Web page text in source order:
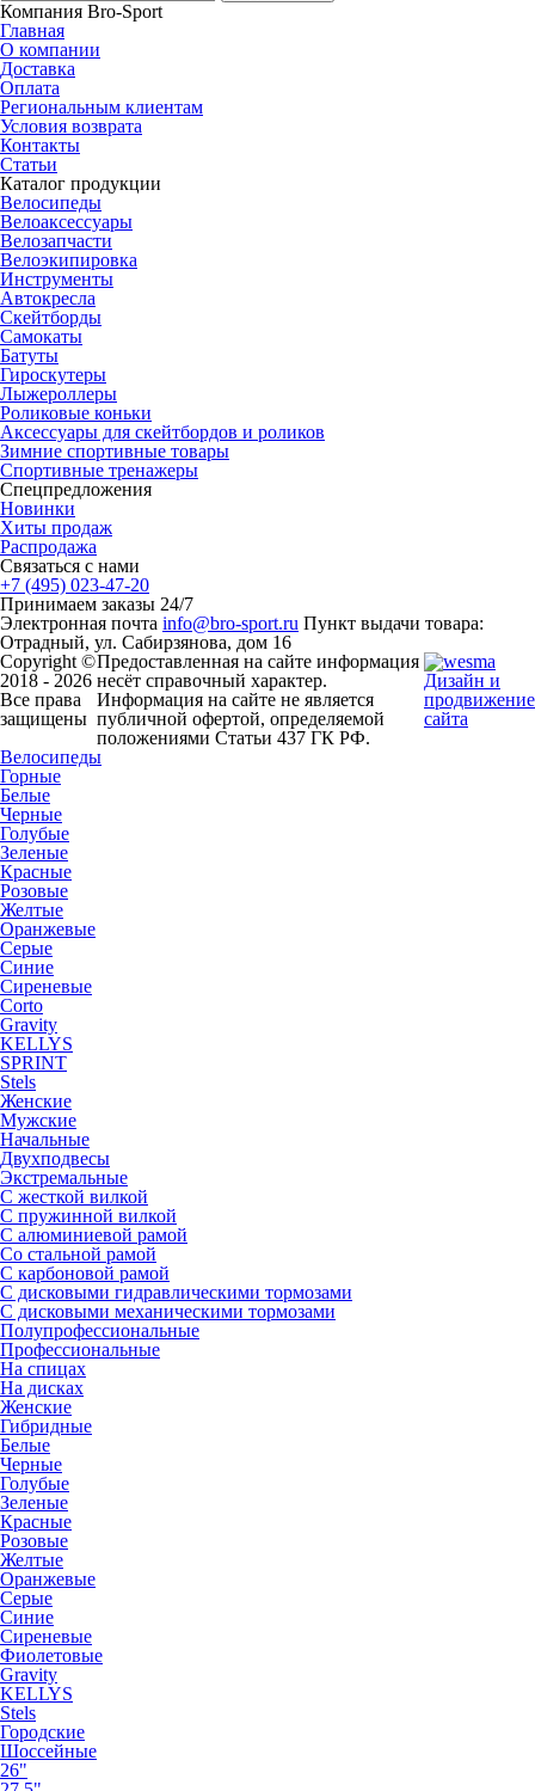
Компания Bro-Sport
Главная
О компании
Доставка
Оплата
Региональным клиентам
Условия возврата
Контакты
Статьи
Каталог продукции
Велосипеды
Велоаксессуары
Велозапчасти
Велоэкипировка
Инструменты
Автокресла
Скейтборды
Самокаты
Батуты
Гироскутеры
Лыжероллеры
Роликовые коньки
Аксессуары для скейтбордов и роликов
Зимние спортивные товары
Спортивные тренажеры
Спецпредложения
Новинки
Хиты продаж
Распродажа
Связаться с нами
+7 (495) 023-47-20
Принимаем заказы 24/7
Электронная почта info@bro-sport.ru Пункт выдачи товара:
Отрадный, ул. Сабирзянова, дом 16
Copyright ©
2018 - 2026
Все права
защищены
Предоставленная на сайте информация
несёт справочный характер.
Информация на сайте не является
публичной офертой, определяемой
положениями Статьи 437 ГК РФ.
Дизайн и
продвижение
сайта
Велосипеды
Горные
Белые
Черные
Голубые
Зеленые
Красные
Розовые
Желтые
Оранжевые
Серые
Синие
Сиреневые
Corto
Gravity
KELLYS
SPRINT
Stels
Женские
Мужские
Начальные
Двухподвесы
Экстремальные
С жесткой вилкой
С пружинной вилкой
С алюминиевой рамой
Со стальной рамой
С карбоновой рамой
С дисковыми гидравлическими тормозами
С дисковыми механическими тормозами
Полупрофессиональные
Профессиональные
На спицах
На дисках
Женские
Гибридные
Белые
Черные
Голубые
Зеленые
Красные
Розовые
Желтые
Оранжевые
Серые
Синие
Сиреневые
Фиолетовые
Gravity
KELLYS
Stels
Городские
Шоссейные
26"